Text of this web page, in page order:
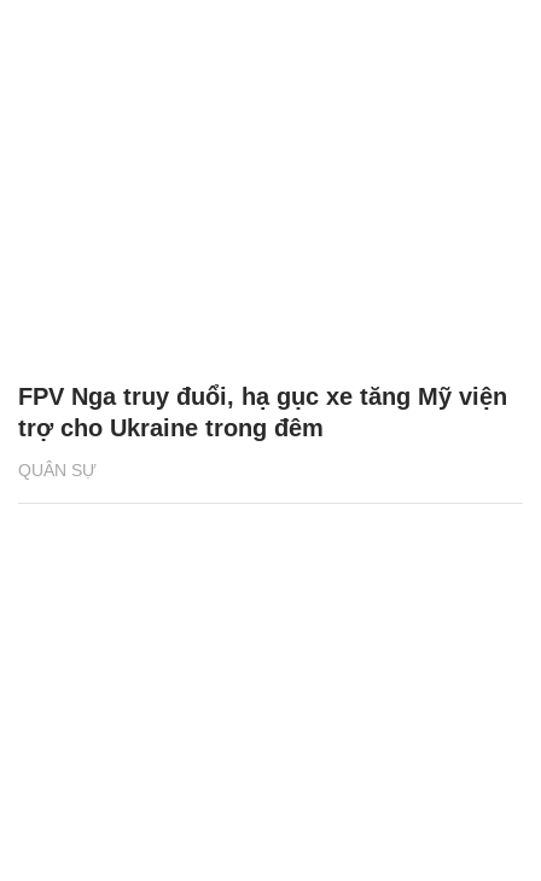
QUÂN SỰ
FPV Nga truy đuổi, hạ gục xe tăng Mỹ viện
trợ cho Ukraine trong đêm